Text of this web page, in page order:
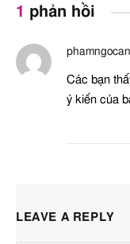
1 phản hồi
Các bạn
ý kiến của
LEAVE A REPLY